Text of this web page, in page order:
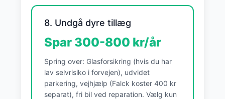
8. Undgå dyre tillæg
Spar 300-800 kr/år
Spring over: Glasforsikring (hvis du har
lav selvrisiko i forvejen), udvidet
parkering, vejhjælp (Falck koster 400 kr
separat), fri bil ved reparation. Vælg kun